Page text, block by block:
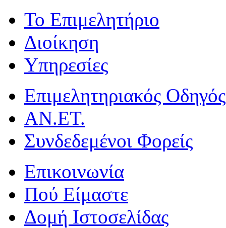
Το Επιμελητήριο
Διοίκηση
Υπηρεσίες
Επιμελητηριακός Οδηγός
ΑΝ.ΕΤ.
Συνδεδεμένοι Φορείς
Επικοινωνία
Πού Είμαστε
Δομή Ιστοσελίδας